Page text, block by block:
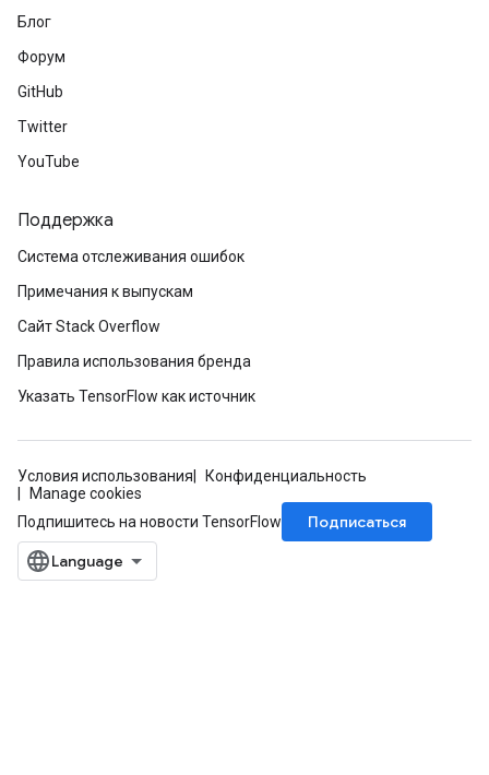
Блог
Форум
GitHub
Twitter
YouTube
Поддержка
Система отслеживания ошибок
Примечания к выпускам
Сайт Stack Overflow
Правила использования бренда
Указать TensorFlow как источник
Условия использования
Конфиденциальность
Manage cookies
Подпишитесь на новости TensorFlow
Подписаться